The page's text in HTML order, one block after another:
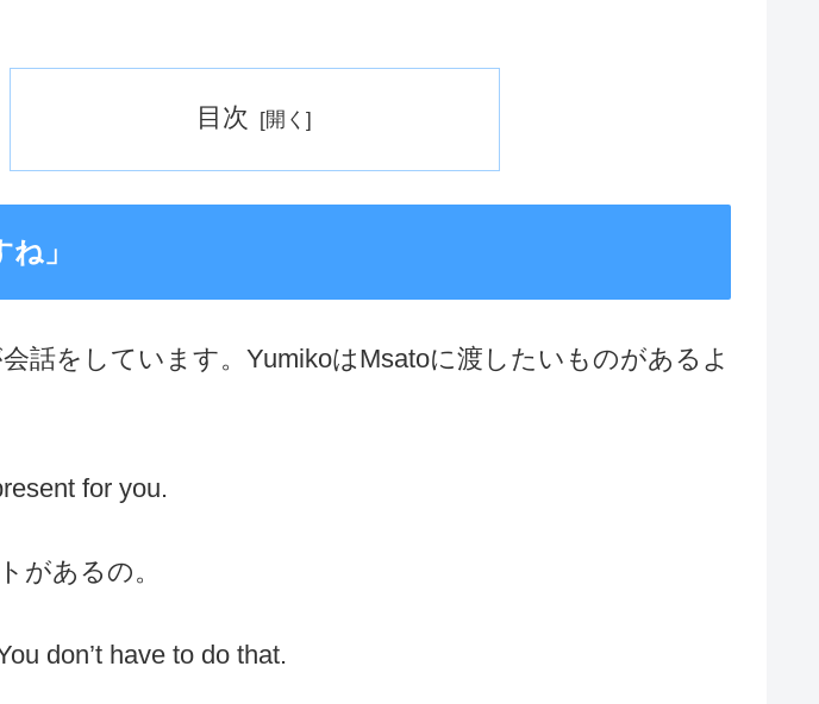
目次
」
話をしています。YumikoはMsatoに渡したいものがあるよ
for you.
があるの。
don’t have to do that.